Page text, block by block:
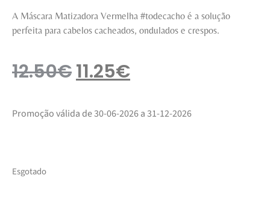
A Máscara Matizadora Vermelha #todecacho é a solução
perfeita para cabelos cacheados, ondulados e crespos.
12.50€11.25€
Promoção válida de 30-06-2026 a 31-12-2026
Esgotado